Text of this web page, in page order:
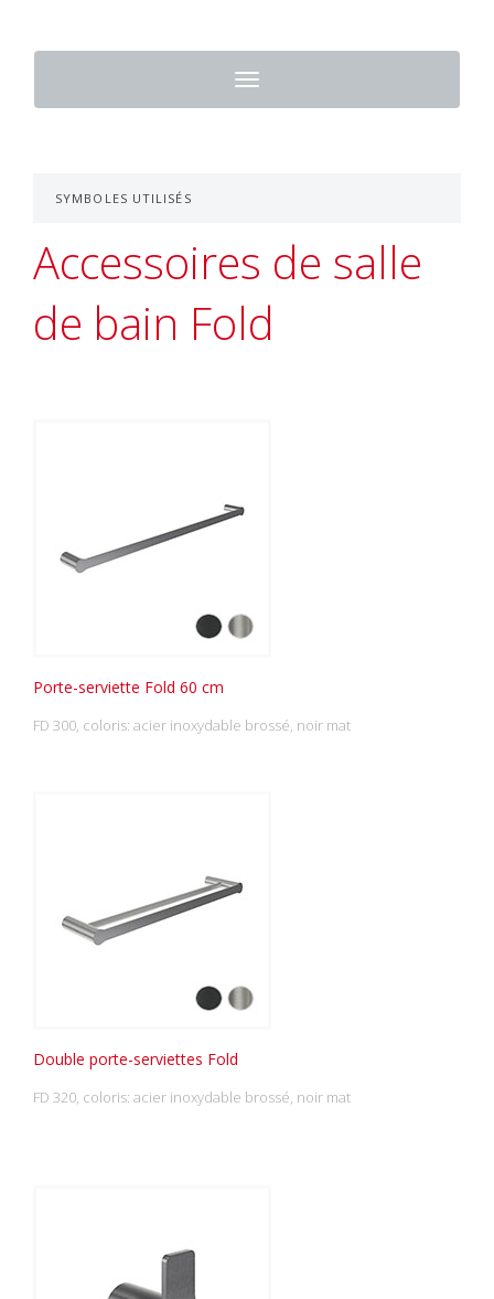
Toggle
navigation
SYMBOLES UTILISÉS
Accessoires de salle
de bain Fold
Porte-serviette Fold 60 cm
FD 300, coloris: acier inoxydable brossé, noir mat
Double porte-serviettes Fold
FD 320, coloris: acier inoxydable brossé, noir mat